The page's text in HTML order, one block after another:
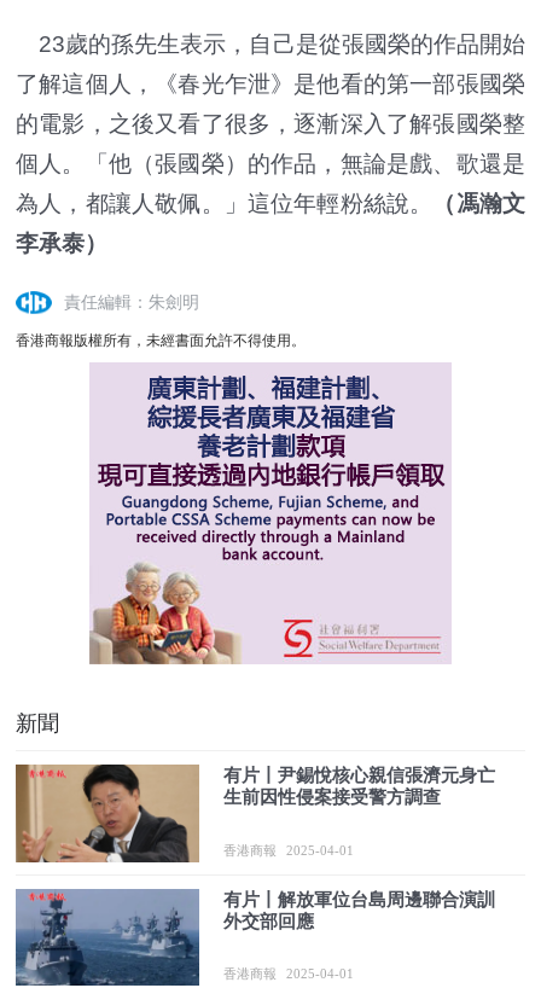
23歲的孫先生表示，自己是從張國榮的作品開始
了解這個人，《春光乍泄》是他看的第一部張國榮
的電影，之後又看了很多，逐漸深入了解張國榮整
個人。「他（張國榮）的作品，無論是戲、歌還是
為人，都讓人敬佩。」這位年輕粉絲說。
（馮瀚文
李承泰）
責任編輯：朱劍明
香港商報版權所有，未經書面允許不得使用。
新聞
有片丨尹錫悅核心親信張濟元身亡
生前因性侵案接受警方調查
香港商報 2025-04-01
有片丨解放軍位台島周邊聯合演訓
外交部回應
香港商報 2025-04-01